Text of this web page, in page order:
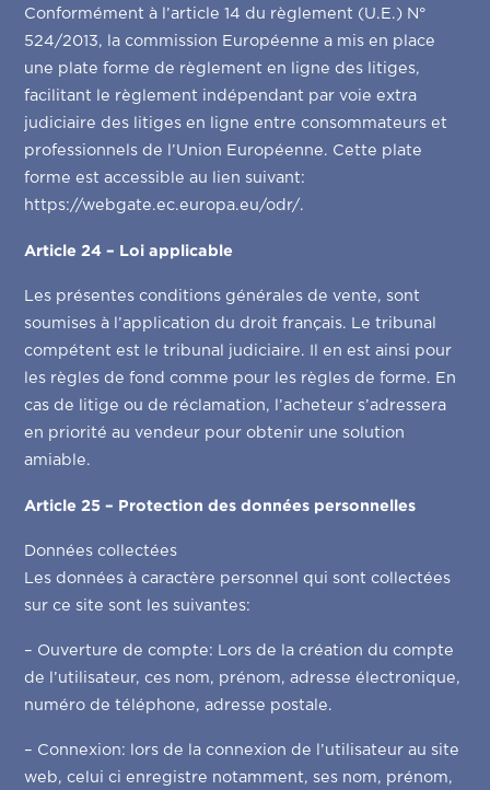
Conformément à l’article 14 du règlement (U.E.) N°
524/2013, la commission Européenne a mis en place
une plate forme de règlement en ligne des litiges,
facilitant le règlement indépendant par voie extra
judiciaire des litiges en ligne entre consommateurs et
professionnels de l’Union Européenne. Cette plate
forme est accessible au lien suivant:
https://webgate.ec.europa.eu/odr/.
Article 24 – Loi applicable
Les présentes conditions générales de vente, sont
soumises à l’application du droit français. Le tribunal
compétent est le tribunal judiciaire. Il en est ainsi pour
les règles de fond comme pour les règles de forme. En
cas de litige ou de réclamation, l’acheteur s’adressera
en priorité au vendeur pour obtenir une solution
amiable.
Article 25 – Protection des données personnelles
Données collectées
Les données à caractère personnel qui sont collectées
sur ce site sont les suivantes:
– Ouverture de compte: Lors de la création du compte
de l’utilisateur, ces nom, prénom, adresse électronique,
numéro de téléphone, adresse postale.
– Connexion: lors de la connexion de l’utilisateur au site
web, celui ci enregistre notamment, ses nom, prénom,